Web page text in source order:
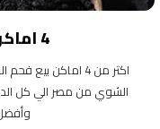
4 اماكن بيع فحم الشوي
اكتر من 4 اماكن
الشوي من مصر الي كل